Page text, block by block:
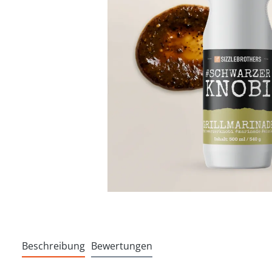
Beschreibung Bewertungen